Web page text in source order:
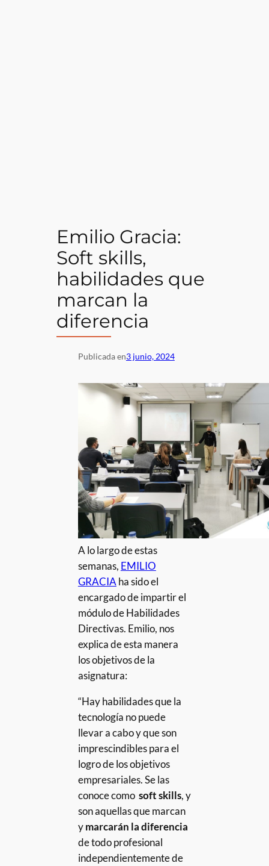
Emilio Gracia:
Soft skills,
habilidades que
marcan la
diferencia
Publicada en3 junio, 2024
A lo largo de estas
semanas, EMILIO
GRACIA ha sido el
encargado de impartir el
módulo de Habilidades
Directivas. Emilio, nos
explica de esta manera
los objetivos de la
asignatura:
“Hay habilidades que la
tecnología no puede
llevar a cabo y que son
imprescindibles para el
logro de los objetivos
empresariales. Se las
conoce como soft skills, y
son aquellas que marcan
ymarcarán la diferencia
de todo profesional
independientemente de